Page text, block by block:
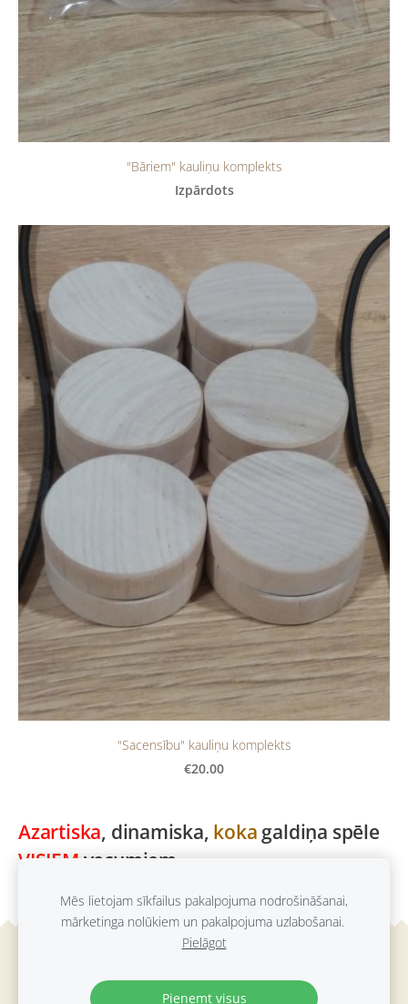
Azartiska, dinamiska, koka galdiņa spēle
VISIEM vecumiem
"Bāriem" kauliņu komplekts
Izpārdots
"Sacensību" kauliņu komplekts
€20.00
Sīkdatnes
Mēs lietojam sīkfailus pakalpojuma nodrošināšanai,
mārketinga nolūkiem un pakalpojuma uzlabošanai.
Pielāgot
Pieņemt visus